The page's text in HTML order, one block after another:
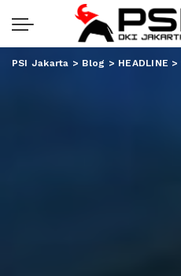
PSI Jakarta > Blog > HEADLINE >